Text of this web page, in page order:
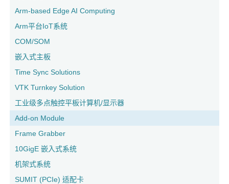
Arm-based Edge AI Computing
Arm平台IoT系统
COM/SOM
嵌入式主板
Time Sync Solutions
VTK Turnkey Solution
工业级多点触控平板计算机/显示器
Add-on Module
Frame Grabber
10GigE 嵌入式系统
机架式系统
SUMIT (PCIe) 适配卡